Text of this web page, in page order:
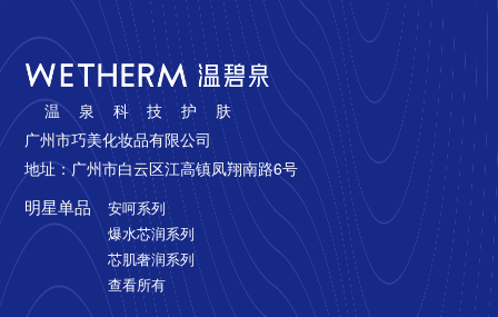
温泉科技护肤
广州市巧美化妆品有限公司
地址：广州市白云区江高镇凤翔南路6号
明星单品
安呵系列
爆水芯润系列
芯肌奢润系列
查看所有